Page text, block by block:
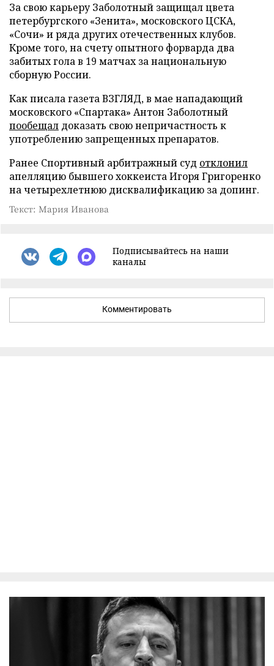
За свою карьеру Заболотный защищал цвета
петербургского «Зенита», московского ЦСКА,
«Сочи» и ряда других отечественных клубов.
Кроме того, на счету опытного форварда два
забитых гола в 19 матчах за национальную
сборную России.
Как писала газета ВЗГЛЯД, в мае нападающий
московского «Спартака» Антон Заболотный
пообещал доказать свою непричастность к
употреблению запрещенных препаратов.
Ранее Спортивный арбитражный суд отклонил
апелляцию бывшего хоккеиста Игоря Григоренко
на четырехлетнюю дисквалификацию за допинг.
Текст: Мария Иванова
Подписывайтесь на наши
каналы
Комментировать